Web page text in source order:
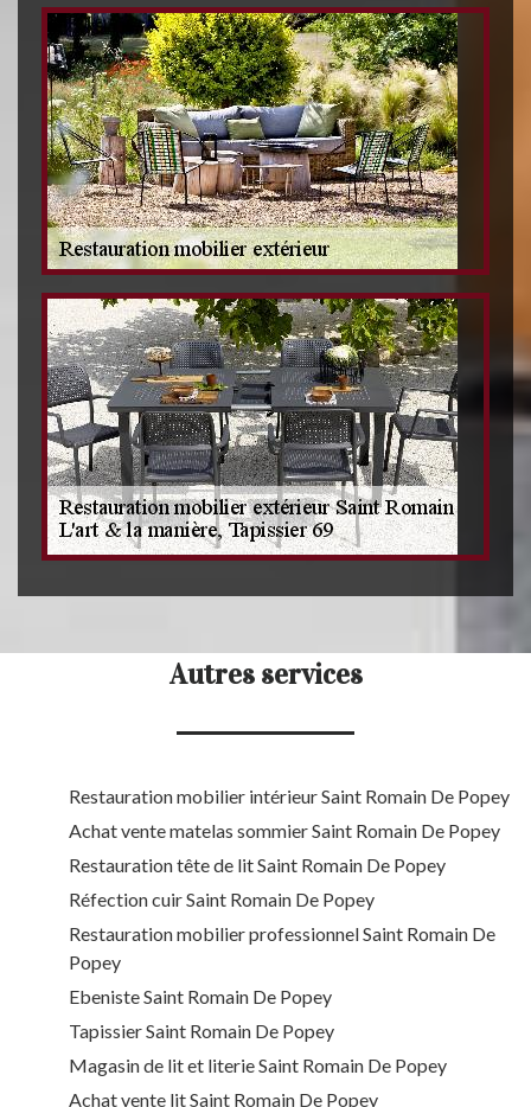
Autres services
Restauration mobilier intérieur Saint Romain De Popey
Achat vente matelas sommier Saint Romain De Popey
Restauration tête de lit Saint Romain De Popey
Réfection cuir Saint Romain De Popey
Restauration mobilier professionnel Saint Romain De
Popey
Ebeniste Saint Romain De Popey
Tapissier Saint Romain De Popey
Magasin de lit et literie Saint Romain De Popey
Achat vente lit Saint Romain De Popey